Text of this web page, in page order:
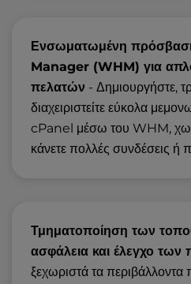
Ενσωματωμένη
Manager (WHM) για
πελατών - Δημιουργήστε,
διαχειριστείτε εύκολα
cPanel μέσω του WHM,
κάνετε πολλές συνδέσεις ή
Τμηματοποίηση των
ασφάλεια και έλεγχο
ξεχωριστά τα περιβάλλοντα